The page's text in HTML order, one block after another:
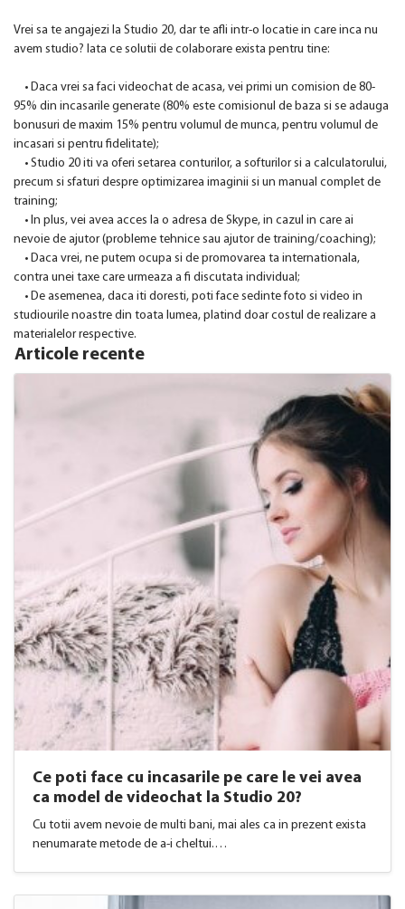
Vrei sa te angajezi la Studio 20, dar te afli intr-o locatie in care inca nu
avem studio? Iata ce solutii de colaborare exista pentru tine:
• Daca vrei sa faci videochat de acasa, vei primi un comision de 80-
95% din incasarile generate (80% este comisionul de baza si se adauga
bonusuri de maxim 15% pentru volumul de munca, pentru volumul de
incasari si pentru fidelitate);
• Studio 20 iti va oferi setarea conturilor, a softurilor si a calculatorului,
precum si sfaturi despre optimizarea imaginii si un manual complet de
training;
• In plus, vei avea acces la o adresa de Skype, in cazul in care ai
nevoie de ajutor (probleme tehnice sau ajutor de training/coaching);
• Daca vrei, ne putem ocupa si de promovarea ta internationala,
contra unei taxe care urmeaza a fi discutata individual;
• De asemenea, daca iti doresti, poti face sedinte foto si video in
studiourile noastre din toata lumea, platind doar costul de realizare a
materialelor respective.
Articole recente
Ce poti face cu incasarile pe care le vei avea
ca model de videochat la Studio 20?
Cu totii avem nevoie de multi bani, mai ales ca in prezent exista
nenumarate metode de a-i cheltui.…